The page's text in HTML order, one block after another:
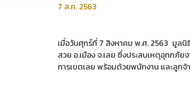
7 ส.ค. 2563
เมื่อวันศุกร์ที่ 7 สิงหาคม พ.ศ. 2563 มูล
สวย อ.เมือง จ.เลย ซึ่งประสบเหตุอุทกภั
การเขตเลย พร้อมด้วยพนักงาน และลูก